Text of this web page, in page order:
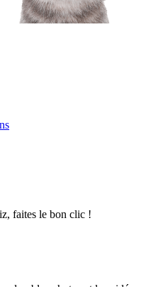
faites le bon clic !